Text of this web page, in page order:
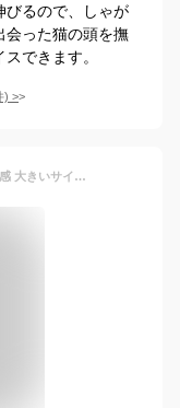
びるので、しゃが
会った猫の頭を撫
できます。
) >
【裾直し無料】ストレッチ パンツ 接触冷感 大きいサイズ 小さいサイズ【suso】【G】[スポーツウェア ゴルフウェアゴルフパンツ メンズ ゴルフウェア スキニーパンツ チノパン チノパンツ 伸縮 スリム ボトムス 大きいサイズあり 春夏 ズボン 人気 おしゃれ ネコポス]